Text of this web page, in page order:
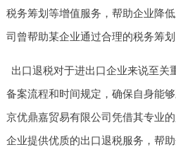
税务筹划等增值服务，帮助企业降
司曾帮助某企业通过合理的税务筹
出口退税对于进出口企业来说至关
备案流程和时间规定，确保自身能
京优鼎嘉贸易有限公司凭借其专业
企业提供优质的出口退税服务，帮